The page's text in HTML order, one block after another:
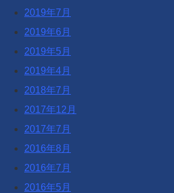
2019年7月
2019年6月
2019年5月
2019年4月
2018年7月
2017年12月
2017年7月
2016年8月
2016年7月
2016年5月